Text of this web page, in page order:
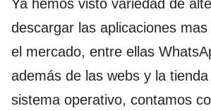
Ya hemos visto variedad de
descargar las aplicaciones
el mercado, entre ellas
además de las webs y la
sistema operativo, contamos